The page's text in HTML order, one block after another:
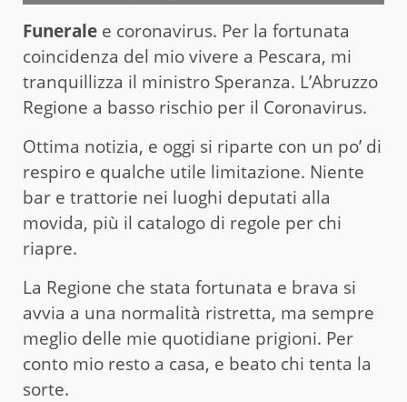
Funerale e coronavirus. Per la fortunata
coincidenza del mio vivere a Pescara, mi
tranquillizza il ministro Speranza. L’Abruzzo
Regione a basso rischio per il Coronavirus.
Ottima notizia, e oggi si riparte con un po’ di
respiro e qualche utile limitazione. Niente
bar e trattorie nei luoghi deputati alla
movida, più il catalogo di regole per chi
riapre.
La Regione che stata fortunata e brava si
avvia a una normalità ristretta, ma sempre
meglio delle mie quotidiane prigioni. Per
conto mio resto a casa, e beato chi tenta la
sorte.